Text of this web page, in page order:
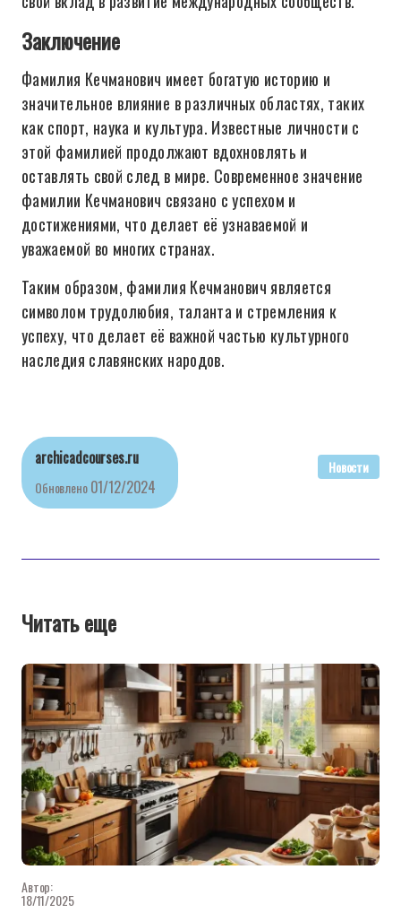
Заключение
Фамилия Кечманович имеет богатую историю и
значительное влияние в различных областях, таких
как спорт, наука и культура. Известные личности с
этой фамилией продолжают вдохновлять и
оставлять свой след в мире. Современное значение
фамилии Кечманович связано с успехом и
достижениями, что делает её узнаваемой и
уважаемой во многих странах.
Таким образом, фамилия Кечманович является
символом трудолюбия, таланта и стремления к
успеху, что делает её важной частью культурного
наследия славянских народов.
archicadcourses.ru
Обновлено 01/12/2024
Новости
Читать еще
Автор:
18/11/2025